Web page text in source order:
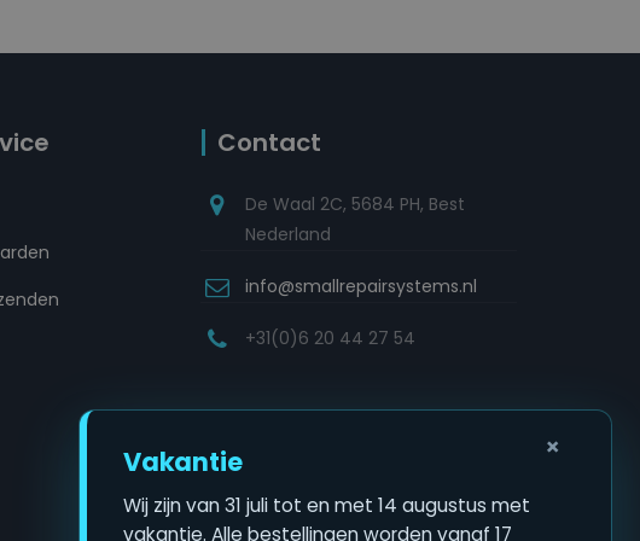
Contact
De Waal 2C, 5684 PH, Best
Nederland
info@smallrepairsystems.nl
+31(0)6 20 44 27 54
×
Vakantie
Wij zijn van 31 juli tot en met 14 augustus met
vakantie. Alle bestellingen worden vanaf 17